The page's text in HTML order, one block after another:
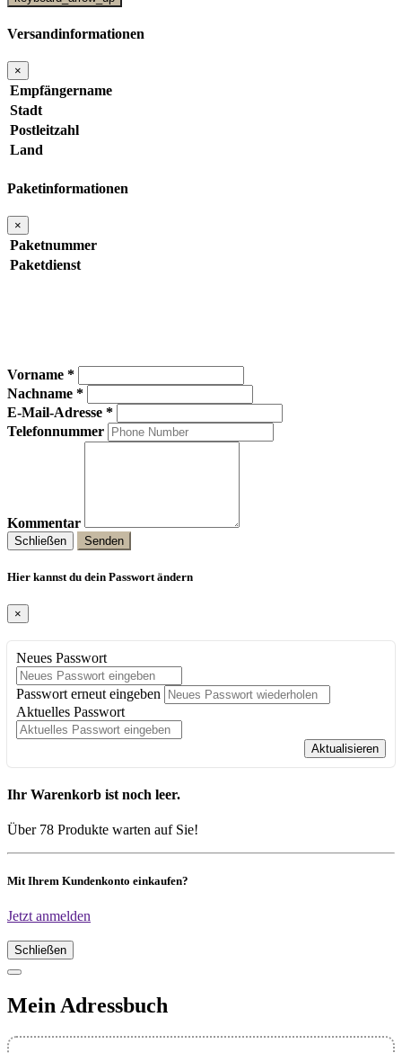
Versandinformationen
×
Empfängername
Stadt
Postleitzahl
Land
Paketinformationen
×
Paketnummer
Paketdienst
Vorname *
Nachname *
E-Mail-Adresse *
Telefonnummer
Kommentar
Schließen Senden
Hier kannst du dein Passwort ändern
×
Neues Passwort
Passwort erneut eingeben
Aktuelles Passwort
Aktualisieren
Ihr Warenkorb ist noch leer.
Über 78 Produkte warten auf Sie!
Mit Ihrem Kundenkonto einkaufen?
Jetzt anmelden
Schließen
Mein Adressbuch